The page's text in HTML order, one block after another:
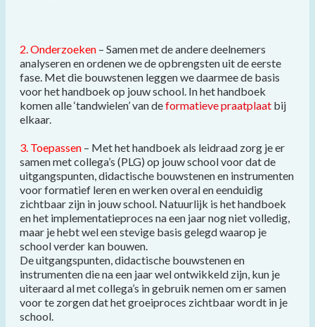
2. Onderzoeken – Samen met de andere deelnemers
analyseren en ordenen we de opbrengsten uit de eerste
fase. Met die bouwstenen leggen we daarmee de basis
voor het handboek op jouw school. In het handboek
komen alle ‘tandwielen’ van deformatieve praatplaat bij
elkaar.
3. Toepassen – Met het handboek als leidraad zorg je er
samen met collega’s (PLG) op jouw school voor dat de
uitgangspunten, didactische bouwstenen en instrumenten
voor formatief leren en werken overal en eenduidig
zichtbaar zijn in jouw school. Natuurlijk is het handboek
en het implementatieproces na een jaar nog niet volledig,
maar je hebt wel een stevige basis gelegd waarop je
school verder kan bouwen.
De uitgangspunten, didactische bouwstenen en
instrumenten die na een jaar wel ontwikkeld zijn, kun je
uiteraard al met collega’s in gebruik nemen om er samen
voor te zorgen dat het groeiproces zichtbaar wordt in je
school.